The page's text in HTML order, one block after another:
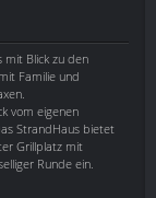
mit Blick zu den
Familie und
vom eigenen
StrandHaus bietet
Grillplatz mit
Runde ein.